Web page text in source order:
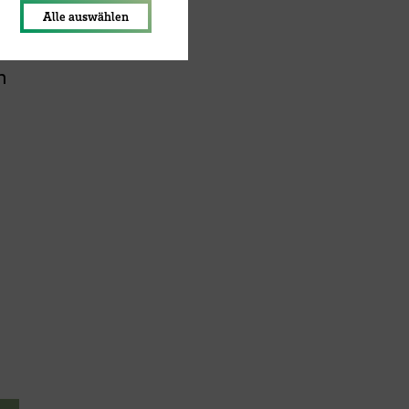
Alle auswählen